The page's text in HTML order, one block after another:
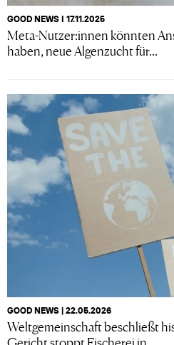
GOOD NEWS I 17.11.2025
Meta-Nutzer:innen könnten
haben, neue Algenzucht für...
GOOD NEWS | 22.05.2026
Weltgemeinschaft beschließt